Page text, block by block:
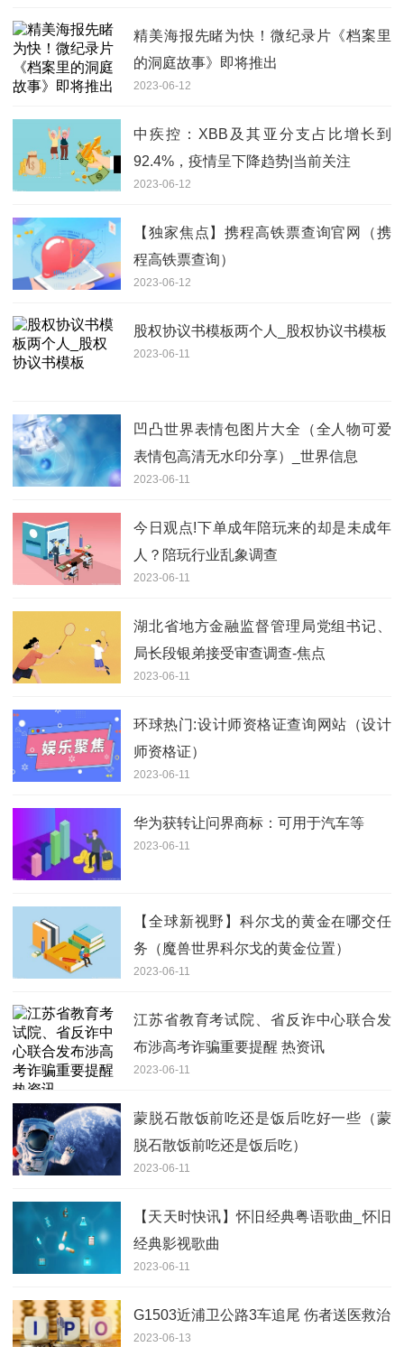
精美海报先睹为快！微纪录片《档案里
的洞庭故事》即将推出
2023-06-12
中疾控：XBB及其亚分支占比增长到
92.4%，疫情呈下降趋势|当前关注
2023-06-12
【独家焦点】携程高铁票查询官网（携
程高铁票查询）
2023-06-12
股权协议书模板两个人_股权协议书模板
2023-06-11
凹凸世界表情包图片大全（全人物可爱
表情包高清无水印分享）_世界信息
2023-06-11
今日观点!下单成年陪玩来的却是未成年
人？陪玩行业乱象调查
2023-06-11
湖北省地方金融监督管理局党组书记、
局长段银弟接受审查调查-焦点
2023-06-11
环球热门:设计师资格证查询网站（设计
师资格证）
2023-06-11
华为获转让问界商标：可用于汽车等
2023-06-11
【全球新视野】科尔戈的黄金在哪交任
务（魔兽世界科尔戈的黄金位置）
2023-06-11
江苏省教育考试院、省反诈中心联合发
布涉高考诈骗重要提醒 热资讯
2023-06-11
蒙脱石散饭前吃还是饭后吃好一些（蒙
脱石散饭前吃还是饭后吃）
2023-06-11
【天天时快讯】怀旧经典粤语歌曲_怀旧
经典影视歌曲
2023-06-11
G1503近浦卫公路3车追尾 伤者送医救治
2023-06-13